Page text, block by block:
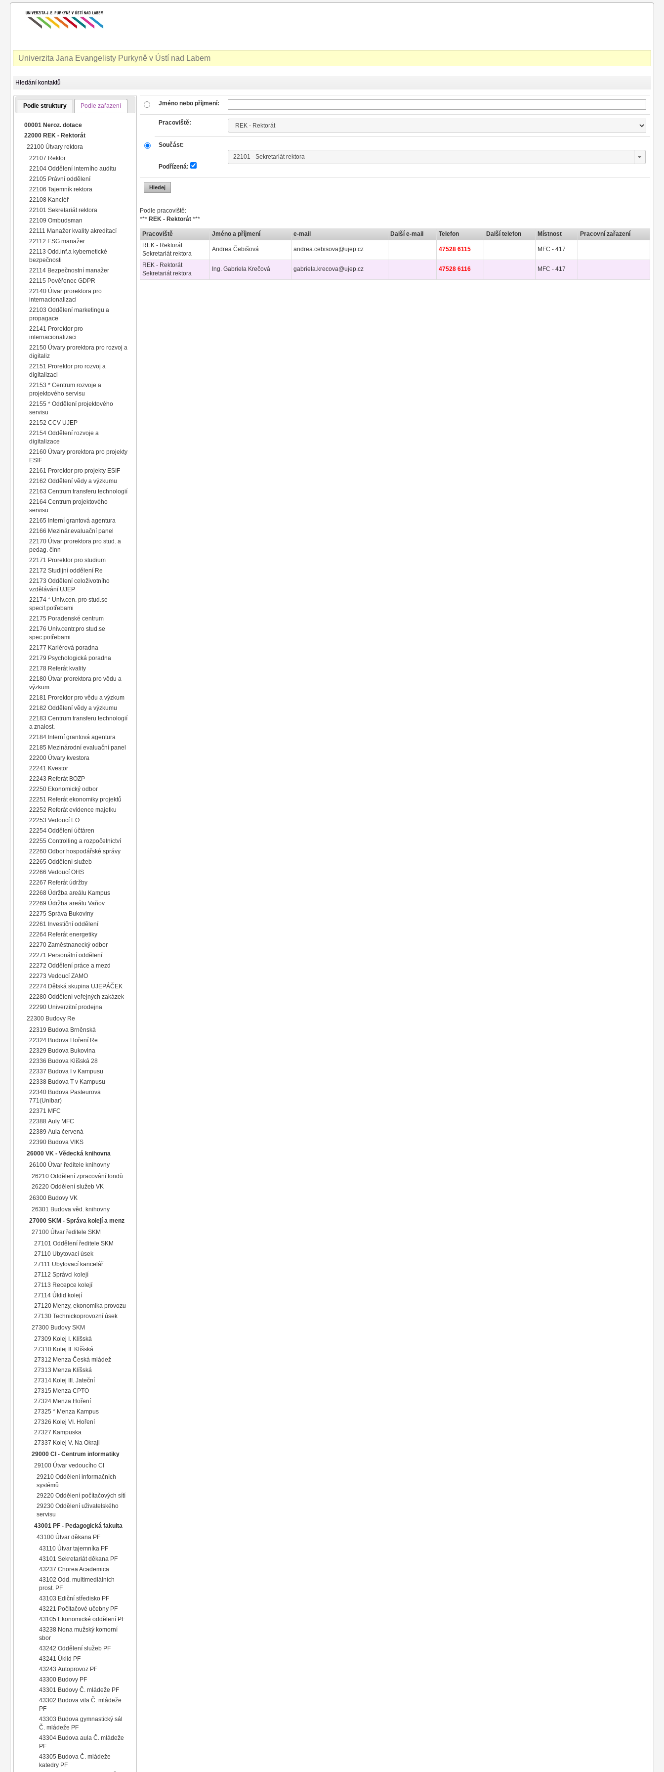
Univerzita Jana Evangelisty Purkyně v Ústí nad Labem
Hledání kontaktů
Podle struktury Podle zařazení
00001 Neroz. dotace
22000 REK - Rektorát
22100 Útvary rektora
22107 Rektor
22104 Oddělení interního auditu
22105 Právní oddělení
22106 Tajemník rektora
22108 Kancléř
22101 Sekretariát rektora
22109 Ombudsman
22111 Manažer kvality akreditací
22112 ESG manažer
22113 Odd.inf.a kybernetické
bezpečnosti
22114 Bezpečnostní manažer
22115 Pověřenec GDPR
22140 Útvar prorektora pro
internacionalizaci
22103 Oddělení marketingu a
propagace
22141 Prorektor pro
internacionalizaci
22150 Útvary prorektora pro rozvoj a
digitaliz
22151 Prorektor pro rozvoj a
digitalizaci
22153 * Centrum rozvoje a
projektového servisu
22155 * Oddělení projektového
servisu
22152 CCV UJEP
22154 Oddělení rozvoje a
digitalizace
22160 Útvary prorektora pro projekty
ESIF
22161 Prorektor pro projekty ESIF
22162 Oddělení vědy a výzkumu
22163 Centrum transferu technologií
22164 Centrum projektového
servisu
22165 Interní grantová agentura
22166 Mezinár.evaluační panel
22170 Útvar prorektora pro stud. a
pedag. činn
22171 Prorektor pro studium
22172 Studijní oddělení Re
22173 Oddělení celoživotního
vzdělávání UJEP
22174 * Univ.cen. pro stud.se
specif.potřebami
22175 Poradenské centrum
22176 Univ.centr.pro stud.se
spec.potřebami
22177 Kariérová poradna
22179 Psychologická poradna
22178 Referát kvality
22180 Útvar prorektora pro vědu a
výzkum
22181 Prorektor pro vědu a výzkum
22182 Oddělení vědy a výzkumu
22183 Centrum transferu technologií
a znalost.
22184 Interní grantová agentura
22185 Mezinárodní evaluační panel
22200 Útvary kvestora
22241 Kvestor
22243 Referát BOZP
22250 Ekonomický odbor
22251 Referát ekonomiky projektů
22252 Referát evidence majetku
22253 Vedoucí EO
22254 Oddělení účtáren
22255 Controlling a rozpočetnictví
22260 Odbor hospodářské správy
22265 Oddělení služeb
22266 Vedoucí OHS
22267 Referát údržby
22268 Údržba areálu Kampus
22269 Údržba areálu Vaňov
22275 Správa Bukoviny
22261 Investiční oddělení
22264 Referát energetiky
22270 Zaměstnanecký odbor
22271 Personální oddělení
22272 Oddělení práce a mezd
22273 Vedoucí ZAMO
22274 Dětská skupina UJEPÁČEK
22280 Oddělení veřejných zakázek
22290 Univerzitní prodejna
22300 Budovy Re
22319 Budova Brněnská
22324 Budova Hoření Re
22329 Budova Bukovina
22336 Budova Klíšská 28
22337 Budova I v Kampusu
22338 Budova T v Kampusu
22340 Budova Pasteurova
771(Unibar)
22371 MFC
22388 Auly MFC
22389 Aula červená
22390 Budova VIKS
26000 VK - Vědecká knihovna
26100 Útvar ředitele knihovny
26210 Oddělení zpracování fondů
26220 Oddělení služeb VK
26300 Budovy VK
26301 Budova věd. knihovny
27000 SKM - Správa kolejí a menz
27100 Útvar ředitele SKM
27101 Oddělení ředitele SKM
27110 Ubytovací úsek
27111 Ubytovací kancelář
27112 Správci kolejí
27113 Recepce kolejí
27114 Úklid kolejí
27120 Menzy, ekonomika provozu
27130 Technickoprovozní úsek
27300 Budovy SKM
27309 Kolej I. Klíšská
27310 Kolej II. Klíšská
27312 Menza Česká mládež
27313 Menza Klíšská
27314 Kolej III. Jateční
27315 Menza CPTO
27324 Menza Hoření
27325 * Menza Kampus
27326 Kolej VI. Hoření
27327 Kampuska
27337 Kolej V. Na Okraji
29000 CI - Centrum informatiky
29100 Útvar vedoucího CI
29210 Oddělení informačních
systémů
29220 Oddělení počítačových sítí
29230 Oddělení uživatelského
servisu
43001 PF - Pedagogická fakulta
43100 Útvar děkana PF
43110 Útvar tajemníka PF
43101 Sekretariát děkana PF
43237 Chorea Academica
43102 Odd. multimediálních
prost. PF
43103 Ediční středisko PF
43221 Počítačové učebny PF
43105 Ekonomické oddělení PF
43238 Nona mužský komorní
sbor
43242 Oddělení služeb PF
43241 Úklid PF
43243 Autoprovoz PF
43300 Budovy PF
43301 Budovy Č. mládeže PF
43302 Budova vila Č. mládeže
PF
43303 Budova gymnastický sál
Č. mládeže PF
43304 Budova aula Č. mládeže
PF
43305 Budova Č. mládeže
katedry PF
Jméno nebo příjmení:
Pracoviště:
Součást:
Podřízená:
Podle pracoviště:
*** REK - Rektorát ***
Pracoviště Jméno a příjmení e-mail Další e-mail Telefon Další telefon Místnost
Pracovní zařazení
REK - Rektorát
Sekretariát rektora
Andrea Čebišová andrea.cebisova@ujep.cz 47528 6115 MFC - 417
REK - Rektorát
Sekretariát rektora
Ing. Gabriela Krečová gabriela.krecova@ujep.cz 47528 6116 MFC - 417